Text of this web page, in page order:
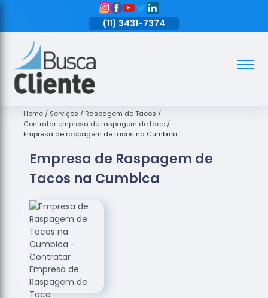
(11) 3431-7374
Assoalhos
de Madeira
Decks de
Empresas
de
de Madeira
Loja de
Assoalhos
Raspagem
de
Assoalhos
Home Serviços
Raspagem de Tacos
Contratar empresa de raspagem de taco
Empresa de raspagem de tacos na Cumbica
Empresa de Raspagem de
Tacos na Cumbica